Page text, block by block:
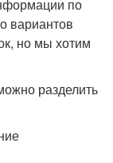
по
вариантов
но мы хотим
разделить